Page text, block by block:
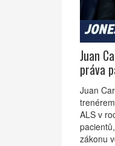
Juan
práva
Juan
ALS v
zákonu